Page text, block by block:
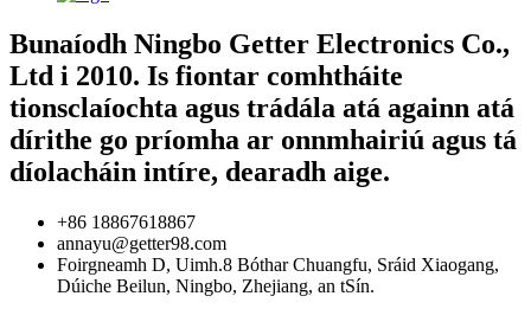
Bunaíodh Ningbo Getter Electronics Co.,
Ltd i 2010. Is fiontar comhtháite
tionsclaíochta agus trádála atá againn atá
dírithe go príomha ar onnmhairiú agus tá
díolacháin intíre, dearadh aige.
+86 18867618867
annayu@getter98.com
Foirgneamh D, Uimh.8 Bóthar Chuangfu, Sráid Xiaogang,
Dúiche Beilun, Ningbo, Zhejiang, an tSín.